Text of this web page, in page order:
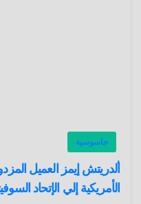
جاسوسية
ألدريتش إيمز العميل
الأمريكية إلي الإتحاد